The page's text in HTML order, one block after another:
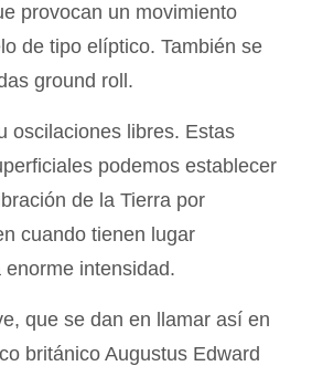
provocan un movimiento
de tipo elíptico. También se
ground roll.
oscilaciones libres. Estas
podemos establecer
de la Tierra por
cuando tienen lugar
intensidad.
que se dan en llamar así en
británico Augustus Edward